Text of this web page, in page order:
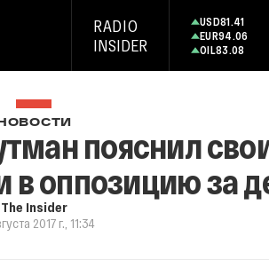
RADIO
INSIDER
USD81.41
EUR94.06
OIL83.08
НОВОСТИ
пояснил
в оппозицию за
The Insider
2017 г., 11:34